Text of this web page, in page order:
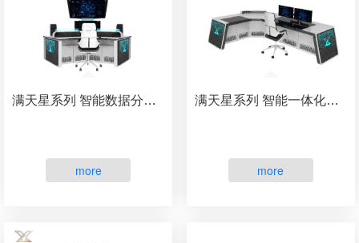
满天星系列 智能数据分析工作站
more
满天星系列 智能一体化控制台
more